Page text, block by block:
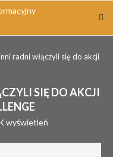
radni włączyli się do akcji
SIĘ DO AKCJI
wyświetleń